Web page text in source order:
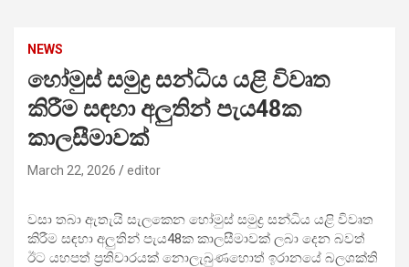
NEWS
හෝමුස් සමුද්‍ර සන්ධිය යළි විවෘත
කිරීම සඳහා අලුතින් පැය48ක
කාලසීමාවක්
March 22, 2026 editor
වසා තබා ඇතැයි සැලකෙන හෝමුස් සමුද්‍ර සන්ධිය යළි විවෘත
කිරීම සඳහා අලුතින් පැය48ක කාලසීමාවක් ලබා දෙන බවත්
ඊට යහපත් ප්‍රතිචාරයක් නොලැබුණහොත් ඉරානයේ බලශක්ති